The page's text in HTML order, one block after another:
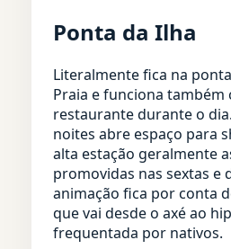
Ponta da Ilha
Literalmente fica na
Praia e funciona também
restaurante durante o
noites abre espaço para
alta estação geralmente
promovidas nas sextas e
animação fica por conta
que vai desde o axé ao
frequentada por nativos.